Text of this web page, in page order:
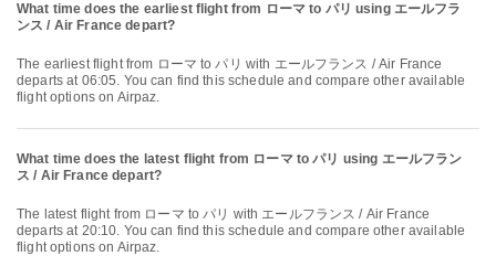
What time does the earliest flight from ローマ to パリ using エールフラ
ンス / Air France depart?
The earliest flight from ローマ to パリ with エールフランス / Air France
departs at 06:05. You can find this schedule and compare other available
flight options on Airpaz.
What time does the latest flight from ローマ to パリ using エールフラン
ス / Air France depart?
The latest flight from ローマ to パリ with エールフランス / Air France
departs at 20:10. You can find this schedule and compare other available
flight options on Airpaz.